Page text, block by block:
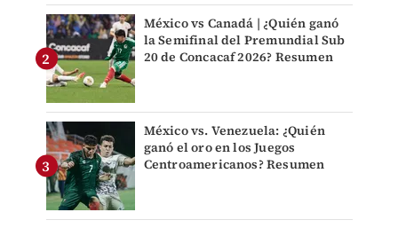
México vs Canadá | ¿Quién ganó
la Semifinal del Premundial Sub
20 de Concacaf 2026? Resumen
México vs. Venezuela: ¿Quién
ganó el oro en los Juegos
Centroamericanos? Resumen